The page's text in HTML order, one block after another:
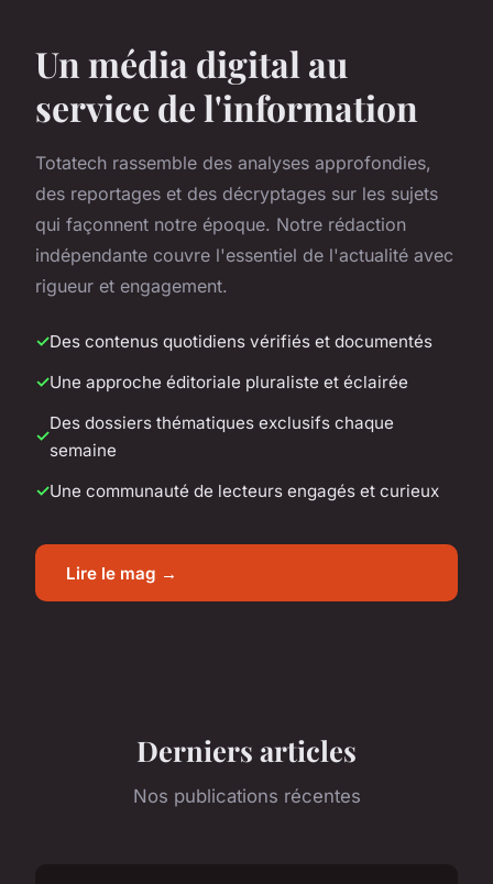
Un média digital au
service de l'information
Totatech rassemble des analyses approfondies,
des reportages et des décryptages sur les sujets
qui façonnent notre époque. Notre rédaction
indépendante couvre l'essentiel de l'actualité avec
rigueur et engagement.
Des contenus quotidiens vérifiés et documentés
Une approche éditoriale pluraliste et éclairée
Des dossiers thématiques exclusifs chaque
semaine
Une communauté de lecteurs engagés et curieux
Lire le mag →
Derniers articles
Nos publications récentes